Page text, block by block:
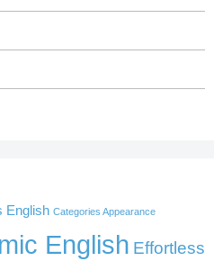
English Categories Appearance
English Effortless